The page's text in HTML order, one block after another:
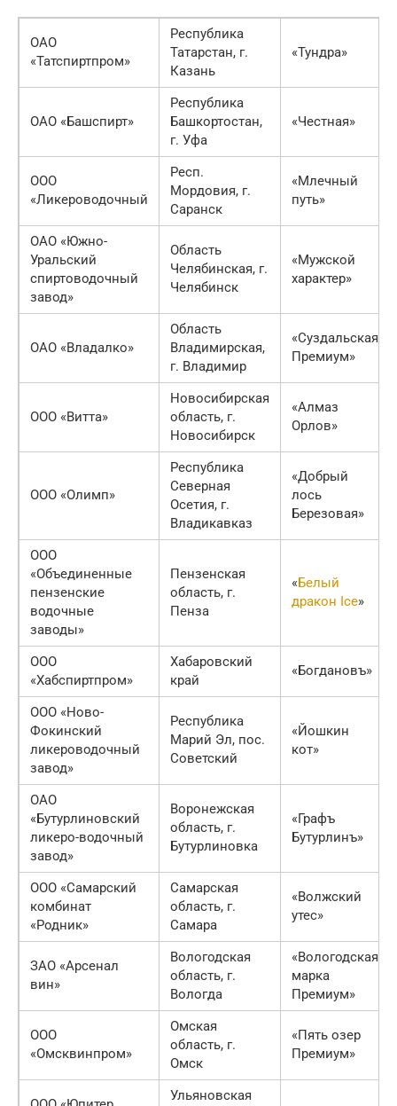
ОАО
«Татспиртпром»
Республика
Татарстан, г.
Казань
«Тундра»
ОАО «Башспирт»
Республика
Башкортостан,
г. Уфа
«Честная»
ООО
«Ликероводочный
Респ.
Мордовия, г.
Саранск
«Млечный
путь»
ОАО «Южно-
Уральский
спиртоводочный
завод»
Область
Челябинская, г.
Челябинск
«Мужской
характер»
ОАО «Владалко»
Область
Владимирская,
г. Владимир
«Суздальская
Премиум»
ООО «Витта»
Новосибирская
область, г.
Новосибирск
«Алмаз
Орлов»
ООО «Олимп»
Республика
Северная
Осетия, г.
Владикавказ
«Добрый
лось
Березовая»
ООО
«Объединенные
пензенские
водочные
заводы»
Пензенская
область, г.
Пенза
«Белый
дракон Ice»
ООО
«Хабспиртпром»
Хабаровский
край
«Богдановъ»
ООО «Ново-
Фокинский
ликероводочный
завод»
Республика
Марий Эл, пос.
Советский
«Йошкин
кот»
ОАО
«Бутурлиновский
ликеро-водочный
завод»
Воронежская
область, г.
Бутурлиновка
«Графъ
Бутурлинъ»
ООО «Самарский
комбинат
«Родник»
Самарская
область, г.
Самара
«Волжский
утес»
ЗАО «Арсенал
вин»
Вологодская
область, г.
Вологда
«Вологодская
марка
Премиум»
ООО
«Омсквинпром»
Омская
область, г.
Омск
«Пять озер
Премиум»
Ульяновская